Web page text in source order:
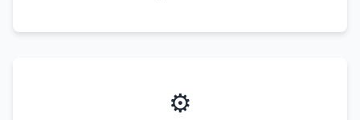
⚙️